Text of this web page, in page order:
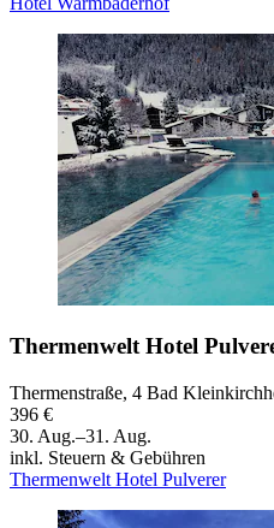
Thermenwelt Hotel
Thermenstraße, 4 Bad
396 €
30. Aug.–31. Aug.
inkl. Steuern & Gebühren
Thermenwelt Hotel Pulverer